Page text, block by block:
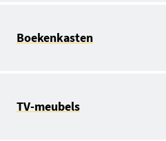
Boekenkasten
TV-meubels